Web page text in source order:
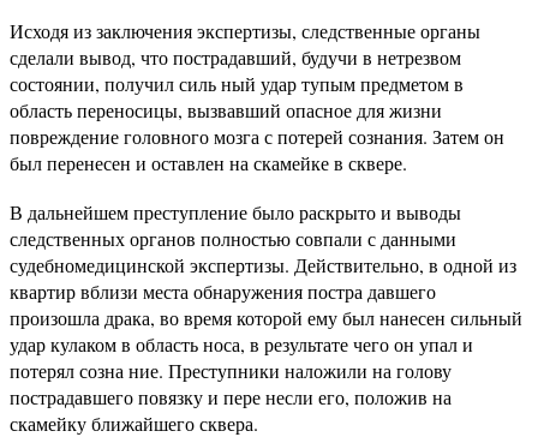
Исходя из заключения экспертизы, следственные органы
сделали вывод, что пострадавший, будучи в нетрезвом
состоянии, получил силь ный удар тупым предметом в
область переносицы, вызвавший опасное для жизни
повреждение головного мозга с потерей сознания. Затем он
был перенесен и оставлен на скамейке в сквере.
В дальнейшем преступление было раскрыто и выводы
следственных органов полностью совпали с данными
судебномедицинской экспертизы. Действительно, в одной из
квартир вблизи места обнаружения постра давшего
произошла драка, во время которой ему был нанесен сильный
удар кулаком в область носа, в результате чего он упал и
потерял созна ние. Преступники наложили на голову
пострадавшего повязку и пере несли его, положив на
скамейку ближайшего сквера.